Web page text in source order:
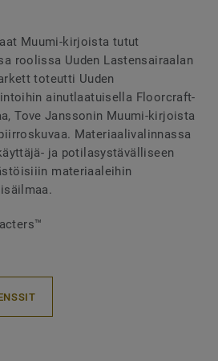
Muumi-kirjoista tutut
roolissa Uuden Lastensairaalan
toteutti Uuden
ainutlaatuisella Floorcraft-
Tove Janssonin Muumi-kirjoista
Materiaalivalinnassa
ja potilasystävälliseen
materiaaleihin